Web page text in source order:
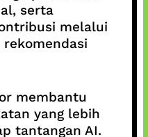
serta
melalui
membantu
yang lebih
tantangan AI.